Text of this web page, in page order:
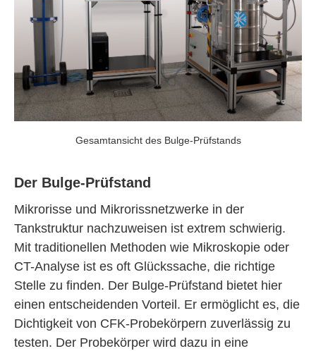
Gesamtansicht des Bulge-Prüfstands
Der Bulge-Prüfstand
Mikrorisse und Mikrorissnetzwerke in der
Tankstruktur nachzuweisen ist extrem schwierig.
Mit traditionellen Methoden wie Mikroskopie oder
CT-Analyse ist es oft Glückssache, die richtige
Stelle zu finden. Der Bulge-Prüfstand bietet hier
einen entscheidenden Vorteil. Er ermöglicht es, die
Dichtigkeit von CFK-Probekörpern zuverlässig zu
testen. Der Probekörper wird dazu in eine